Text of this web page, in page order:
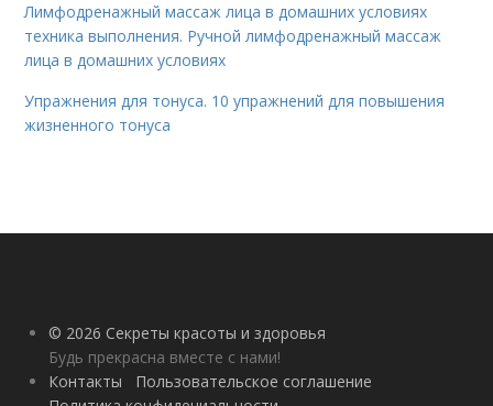
Лимфодренажный массаж лица в домашних условиях
техника выполнения. Ручной лимфодренажный массаж
лица в домашних условиях
Упражнения для тонуса. 10 упражнений для повышения
жизненного тонуса
© 2026 Секреты красоты и здоровья
Будь прекрасна вместе с нами!
Контакты
Пользовательское соглашение